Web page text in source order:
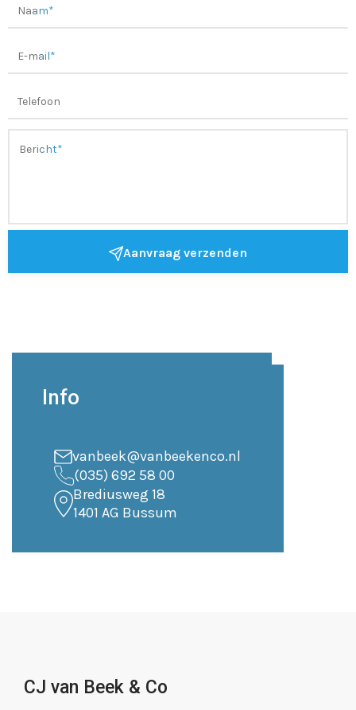
Aanvraag verzenden
Info
vanbeek@vanbeekenco.nl
(035) 692 58 00
Brediusweg 18
1401 AG Bussum
CJ van Beek & Co